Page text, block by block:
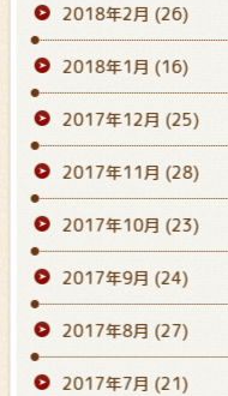
2018年2月 (26)
2018年1月 (16)
2017年12月 (25)
2017年11月 (28)
2017年10月 (23)
2017年9月 (24)
2017年8月 (27)
2017年7月 (21)